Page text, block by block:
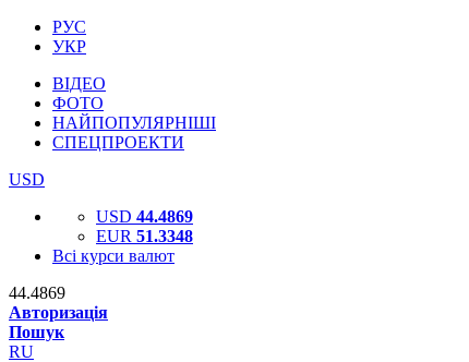
РУС
УКР
ВІДЕО
ФОТО
НАЙПОПУЛЯРНІШІ
СПЕЦПРОЕКТИ
USD
USD 44.4869
EUR 51.3348
Всі курси валют
44.4869
Авторизація
Пошук
RU